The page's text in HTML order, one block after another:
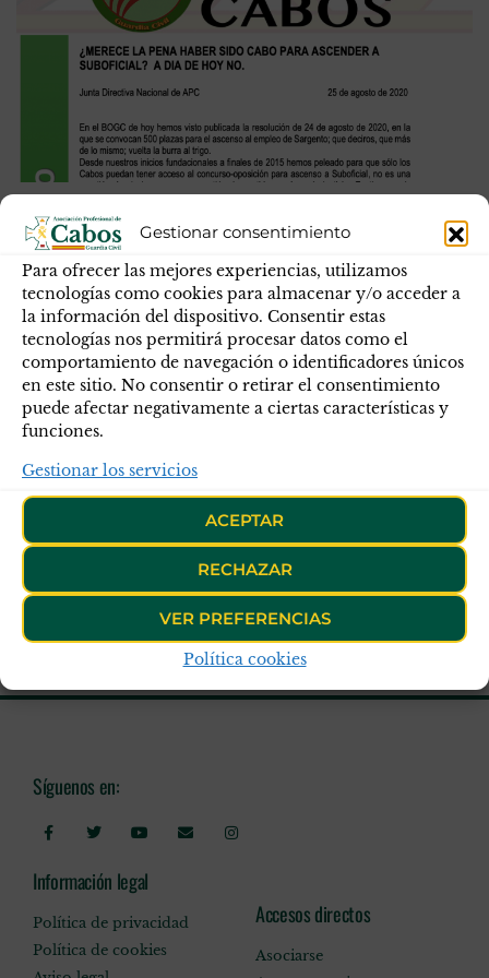
Gestionar consentimiento
Para ofrecer las mejores experiencias, utilizamos
tecnologías como cookies para almacenar y/o acceder a
la información del dispositivo. Consentir estas
tecnologías nos permitirá procesar datos como el
comportamiento de navegación o identificadores únicos
en este sitio. No consentir o retirar el consentimiento
puede afectar negativamente a ciertas características y
funciones.
Gestionar los servicios
ACEPTAR
RECHAZAR
VER PREFERENCIAS
Política cookies
¿MERECE LA PENA HABER SIDO CABO
PARA ASCENDER A SUBOFICIAL?
En el BOGC de hoy hemos visto publicada la resolución
de 24 de agosto de 2020, en la que se convocan 500
plazas para el ascenso al empleo de Sargento; que deciros,
que más de lo mismo; vuelta la burra al trigo. Descarga el
comunicado en PDF Share on facebook Share on twitter
Share on…
Síguenos en:
Información legal
Política de privacidad
Política de cookies
Accesos directos
Asociarse